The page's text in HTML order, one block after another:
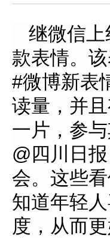
继微信上
款表情。
#微博新表
读量，并
一片，参
@四川日
会。这些
知道年轻
度，从而